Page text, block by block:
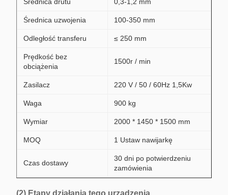
Średnica uzwojenia 100-350 mm
Odległość transferu ≤ 250 mm
Prędkość bez
obciążenia
1500r / min
Zasilacz 220 V / 50 / 60Hz 1,5Kw
Waga 900 kg
Wymiar 2000 * 1450 * 1500 mm
MOQ 1 Ustaw nawijarkę
Czas dostawy
30 dni po potwierdzeniu
zamówienia
(2) Etapy działania tego urządzenia